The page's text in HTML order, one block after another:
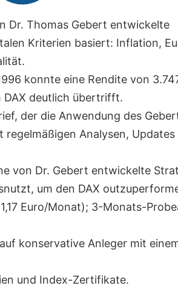
Dr. Thomas Gebert entwickelte
Kriterien basiert: Inflation,
konnte eine Rendite von
DAX deutlich übertrifft.
der die Anwendung des
Analysen, Updates
von Dr. Gebert entwickelte
um den DAX
Euro/Monat); 3-Monats-
konservative Anleger mit
und Index-Zertifikate.